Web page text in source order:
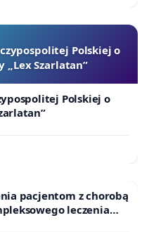
Polskiej o
„Lex Szarlatan”
Polskiej o
pacjentom z chorobą
leczenia